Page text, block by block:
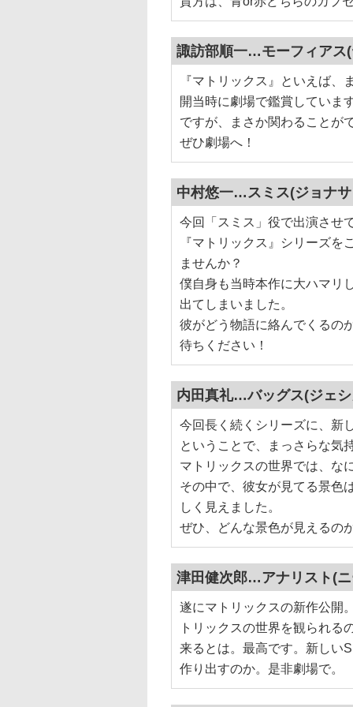
諏訪部順一…モーフィアス
『マトリックス』といえば
開当時に劇場で鑑賞していま
ですが、まさか関わることが
ぜひ劇場へ！
中村悠一…スミス(ジョナ
今回「スミス」役で出演させ
『マトリックス』シリーズ
ませんか？
僕自身も当時本作に大ハマリ
出てしまいました。
彼がどう物語に絡んでくるの
待ちください！
内田真礼…バッグス(ジェ
今回長く続くシリーズに、新
ということで、まっさらな気
マトリックスの世界では、な
その中で、彼女が見てる景色
しく見えました。
ぜひ、どんな景色が見えるの
津田健次郎…アナリスト(
遂にマトリックスの新作公開
トリックスの世界を観られる
来るとは。最高です。新しい
作り出すのか。是非劇場で。